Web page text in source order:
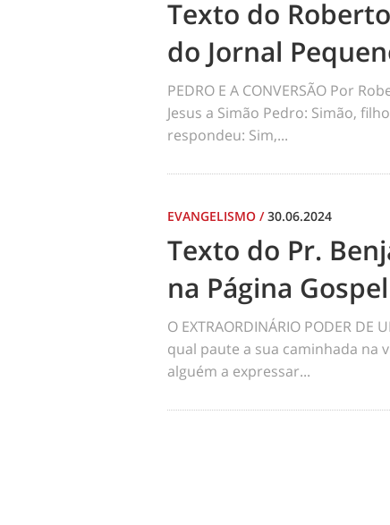
Texto do
do Jornal
PEDRO E A CONVERSÃO Por
Jesus a Simão Pedro: Simão,
respondeu: Sim,...
EVANGELISMO /30.06.2024
Texto do Pr.
na Página
O EXTRAORDINÁRIO PODER
qual paute a sua caminhada na
alguém a expressar...